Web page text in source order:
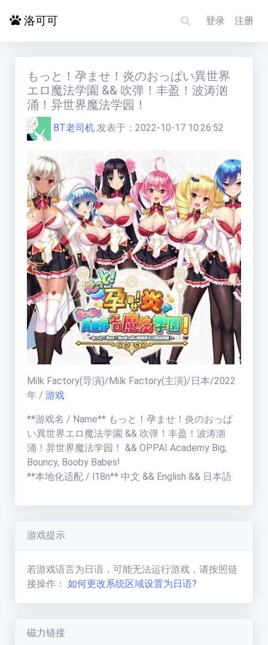
探索更多
洛赋头条
碰碰运气
求片/反馈
福利中心
免费在线电影
用户天梯榜
用户天梯:
BT老司机 19005分)
ikuni(7334分)
新手必看
联系方式
洛可可 登录 注册
もっと！孕ませ！炎のおっぱい異世界
エロ魔法学園 && 吹弹！丰盈！波涛汹
涌！异世界魔法学园！
BT老司机 发表于： 2022-10-17 10:26:52
Milk Factory(导演)/Milk Factory(主演)/日本/2022
年 / 游戏
**游戏名 / Name** もっと！孕ませ！炎のおっぱ
い異世界エロ魔法学園 && 吹弹！丰盈！波涛汹
涌！异世界魔法学园！ && OPPAI Academy Big,
Bouncy, Booby Babes!
**本地化适配 / l18n** 中文 && English && 日本語
游戏提示
若游戏语言为日语，可能无法运行游戏，请按照链
接操作： 如何更改系统区域设置为日语?
磁力链接